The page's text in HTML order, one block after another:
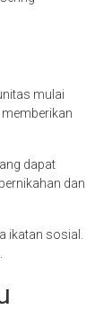
mulai
dapat
dan
ikatan sosial.